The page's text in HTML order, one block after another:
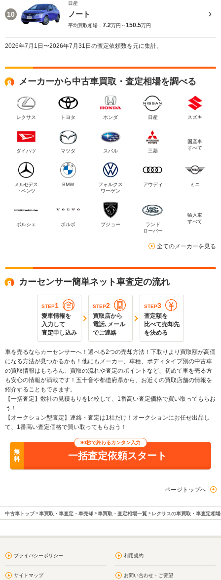
10
日産
ノート
平均買取相場： 7.2万円～150.5万円
2026年7月1日〜2026年7月31日の査定依頼数を元に集計。
メーカーから中古車買取・査定相場を調べる
レクサス トヨタ ホンダ 日産 スズキ
ダイハツ マツダ スバル 三菱
国産車
すべて
メルセデス
・ベンツ
BMW
フォルクス
ワーゲン
アウディ ミニ
ポルシェ ボルボ プジョー
ランド
ローバー
輸入車
すべて
全てのメーカーを見る
カーセンサー簡単ネット車査定の流れ
STEP1
愛車情報を
入力して
査定申し込み
STEP2
買取店から
電話､メール
でご連絡
STEP3
査定額を
比べて売却先
を決める
車を売るならカーセンサーへ！選べる2つの売却方法！下取りより買取額が高価
になる方法が見つかるかも！他にもメーカー、車種、ボディタイプ別の中古車
の買取情報はもちろん、買取の流れや査定のポイントなど、初めて車を売る方
も安心の情報が満載です！五十音や都道府県から、お近くの買取店舗の情報を
紹介することもできます。
【一括査定】数社の見積もりを比較して、1番高い査定価格で買い取ってもらお
う！
【オークション型査定】連絡・査定は1社だけ！オークションにお任せ出品し
て、1番高い査定価格で買い取ってもらおう！
無
料
90秒で終わるカンタン入力
一括査定依頼スタート
ページトップへ
中古車トップ 車買取・車査定・車売却 車買取・査定相場一覧 レクサスの車買取・車査定相
プライバシーポリシー 利用規約
サイトマップ お問い合わせ・ご要望